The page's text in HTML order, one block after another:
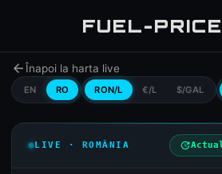
FUEL-
arrow_backÎnapoi la harta live
EN RO RON/L €/L $/GAL
LIVE · ROMÂNIA update